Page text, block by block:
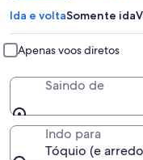
em
uma
nova
janela
Ida e voltaSomente ida
Apenas voos diretos
Saindo de
Indo para
Tóquio (e